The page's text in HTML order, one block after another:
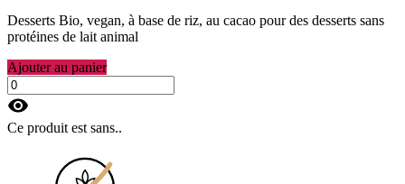
Desserts Bio, vegan, à base de riz, au cacao pour des desserts sans
protéines de lait animal
Ajouter au panier
visibility
Ce produit est sans..